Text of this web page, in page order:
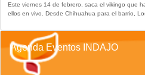
Este viernes 14 de febrero, saca el vikingo que
ellos en vivo. Desde Chihuahua para el barrio,
Agenda Eventos INDAJO